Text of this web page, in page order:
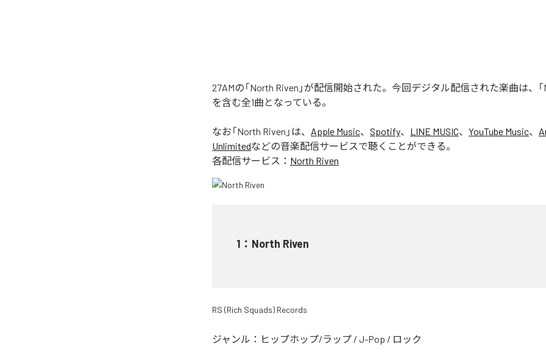
27AMの「North Riven」が配信開始された。今回デジタル配信された楽曲は、「
を含む全1曲となっている。
なお「North Riven 」は、 Apple Music、 Spotify、 LINE MUSIC、 YouTube Music、
Unlimitedなどの音楽配信サービスで聴くことができる。
各配信サービス： North Riven
1 ： North Riven
RS (Rich Squads) Records
ジャンル： ヒップホップ/ラップ / J-Pop / ロック